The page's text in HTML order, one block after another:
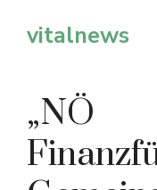
Inhaltvitalnews
„NÖ